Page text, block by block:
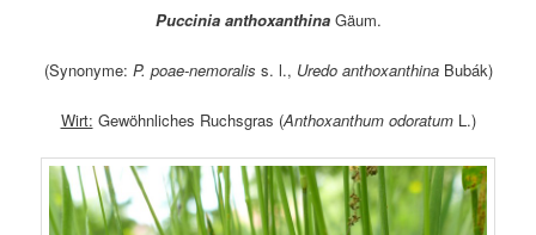
Puccinia anthoxanthina Gäum.
(Synonyme: P. poae-nemoralis s. l., Uredo anthoxanthina Bubák)
Wirt: Gewöhnliches Ruchsgras (Anthoxanthum odoratumL.)